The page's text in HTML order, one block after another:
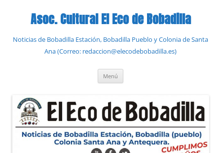
contenidoAsoc. Cultural El Eco de Bobadilla
Noticias de Bobadilla Estación, Bobadilla Pueblo y Colonia de Santa
Ana (Correo: redaccion@elecodebobadilla.es)
Menú